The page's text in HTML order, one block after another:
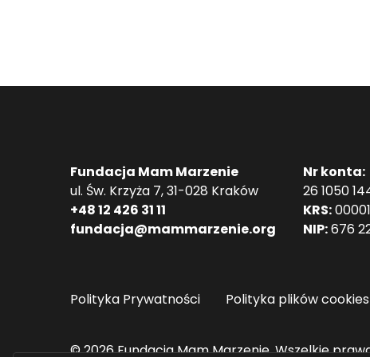
Fundacja Mam Marzenie
ul. Św. Krzyża 7, 31-028 Kraków
+48 12 426 31 11
fundacja@mammarzenie.org
Nr konta:
26 1050
KRS:
NIP:676
Polityka Prywatności Polityka plików cookies
© 2026 Fundacja Mam Marzenie. Wszelkie